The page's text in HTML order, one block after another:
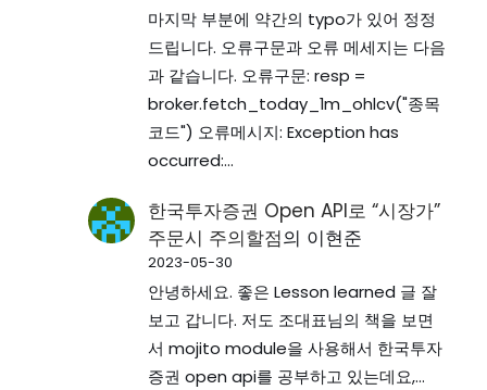
마지막 부분에 약간의 typo가 있어 정정
드립니다. 오류구문과 오류 메세지는 다음
과 같습니다. 오류구문: resp =
broker.fetch_today_1m_ohlcv("종목
코드") 오류메시지: Exception has
occurred:…
한국투자증권 Open API로 “시장가”
주문시 주의할점의 이현준
2023-05-30
안녕하세요. 좋은 Lesson learned 글 잘
보고 갑니다. 저도 조대표님의 책을 보면
서 mojito module을 사용해서 한국투자
증권 open api를 공부하고 있는데요,…